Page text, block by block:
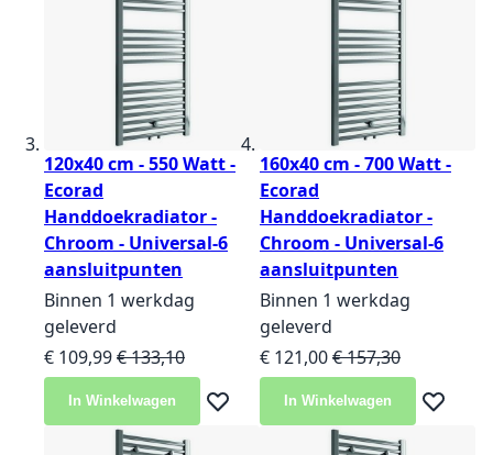
120x40 cm - 550 Watt -
Ecorad
Handdoekradiator -
Chroom - Universal-6
aansluitpunten
Binnen 1 werkdag
geleverd
Speciale prijs
€ 109,99Normale prijs
€ 133,10
In Winkelwagen Voeg toe aan verlanglijst
160x40 cm - 700 Watt -
Ecorad
Handdoekradiator -
Chroom - Universal-6
aansluitpunten
Binnen 1 werkdag
geleverd
Speciale prijs
€ 121,00Normale prijs
€ 157,30
In Winkelwagen Voeg